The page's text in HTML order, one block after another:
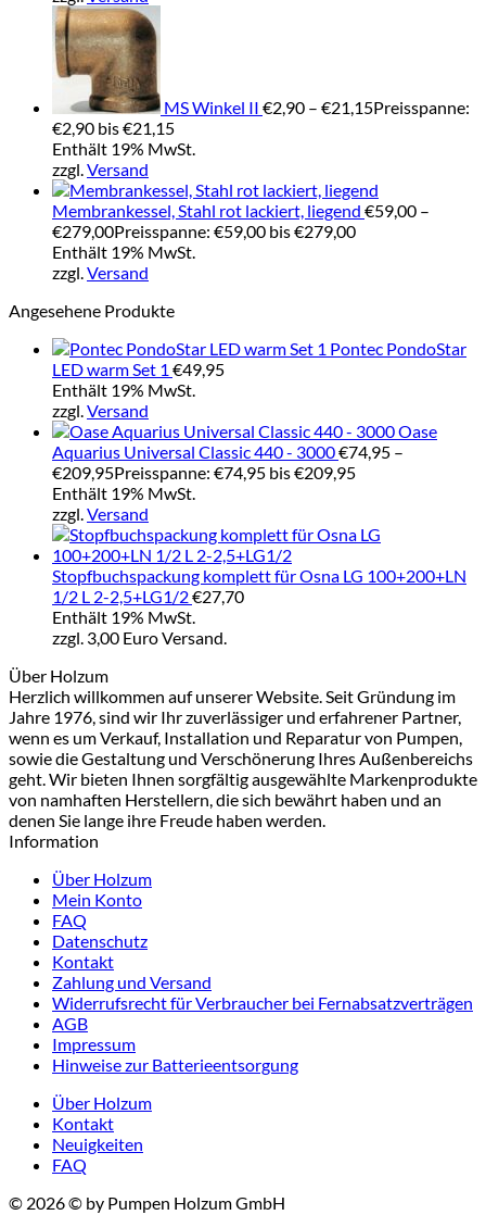
MS Winkel II €2,90 – €21,15Preisspanne:
€2,90 bis €21,15
Enthält 19% MwSt.
zzgl.Versand
Membrankessel, Stahl rot lackiert, liegend €59,00 –
€279,00Preisspanne: €59,00 bis €279,00
Enthält 19% MwSt.
zzgl.Versand
Angesehene Produkte
Pontec PondoStar
LED warm Set 1 €49,95
Enthält 19% MwSt.
zzgl.Versand
Oase
Aquarius Universal Classic 440 - 3000€74,95 –
€209,95Preisspanne: €74,95 bis €209,95
Enthält 19% MwSt.
zzgl.Versand
Stopfbuchspackung komplett für Osna LG 100+200+LN
1/2 L 2-2,5+LG1/2€27,70
Enthält 19% MwSt.
zzgl. 3,00 Euro Versand.
Über Holzum
Herzlich willkommen auf unserer Website. Seit Gründung im
Jahre 1976, sind wir Ihr zuverlässiger und erfahrener Partner,
wenn es um Verkauf, Installation und Reparatur von Pumpen,
sowie die Gestaltung und Verschönerung Ihres Außenbereichs
geht. Wir bieten Ihnen sorgfältig ausgewählte Markenprodukte
von namhaften Herstellern, die sich bewährt haben und an
denen Sie lange ihre Freude haben werden.
Information
Über Holzum
Mein Konto
FAQ
Datenschutz
Kontakt
Zahlung und Versand
Widerrufsrecht für Verbraucher bei Fernabsatzverträgen
AGB
Impressum
Hinweise zur Batterieentsorgung
Über Holzum
Kontakt
Neuigkeiten
FAQ
© 2026 © by Pumpen Holzum GmbH